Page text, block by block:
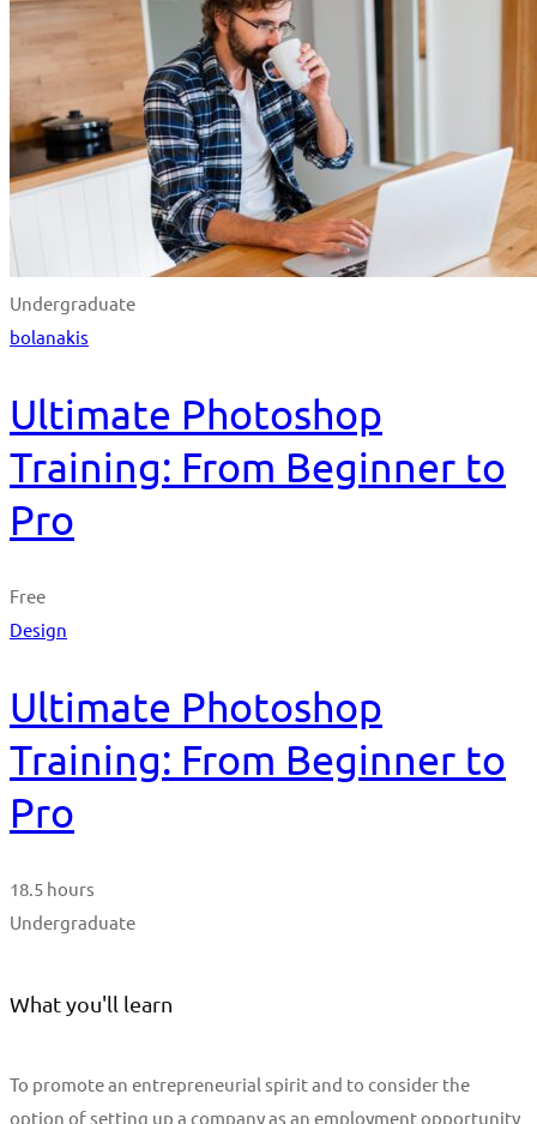
Undergraduate
bolanakis
Ultimate Photoshop
Training: From Beginner to
Pro
Free
Design
Ultimate Photoshop
Training: From Beginner to
Pro
18.5 hours
Undergraduate
What you'll learn
To promote an entrepreneurial spirit and to consider the
option of setting up a company as an employment opportunity